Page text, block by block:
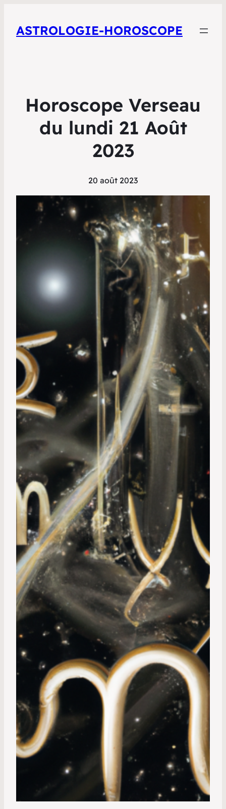
ASTROLOGIE-HOROSCOPE
Horoscope Verseau
du lundi 21 Août
2023
20 août 2023